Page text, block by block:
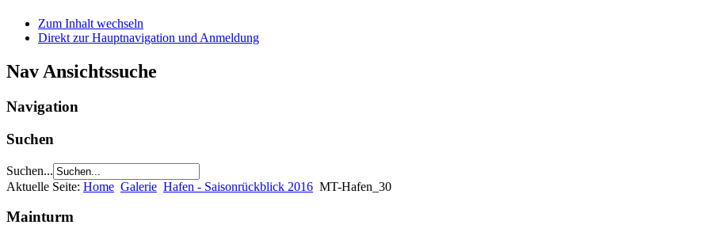
Zum Inhalt wechseln
Direkt zur Hauptnavigation und Anmeldung
Nav Ansichtssuche
Navigation
Suchen
Suchen...
Aktuelle Seite: Home Galerie Hafen - Saisonrückblick 2016 MT-Hafen_30
Mainturm